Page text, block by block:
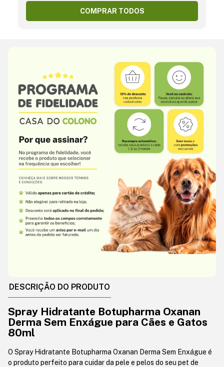
COMPRAR TODOS
DESCRIÇÃO DO PRODUTO
Spray Hidratante Botupharma Oxanan
Derma Sem Enxágue para Cães e Gatos
80ml
O Spray Hidratante Botupharma Oxanan Derma Sem Enxágue é
o produto perfeito para cuidar da pele e pelos do seu pet de